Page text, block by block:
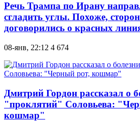
Речь Трампа по Ирану
сгладить углы. Похоже,
договорились о красных
08-янв, 22:12 4 674
Дмитрий Гордон рассказал о
"проклятий" Соловьева:
кошмар"